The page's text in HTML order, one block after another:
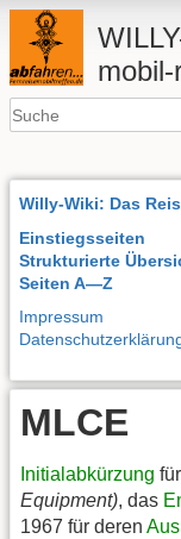
mobil-
Willy-Wiki: Das
Einstiegsseiten
Strukturierte
Seiten A—Z
Impressum
MLCE
Initialabkürzung für
Equipment), das
1967 für deren